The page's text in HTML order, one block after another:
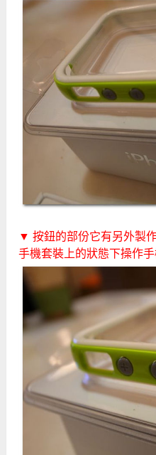
▼ 按鈕的部份它有另外製
手機套裝上的狀態下操作手